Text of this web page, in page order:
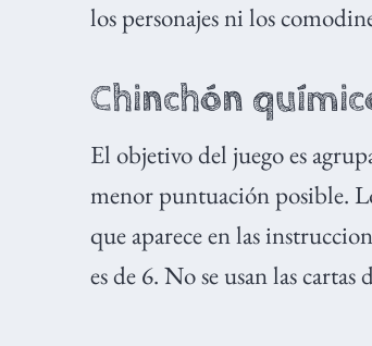
los personajes ni los
Chinchón
El objetivo del juego es
menor puntuación posible.
que aparece en las
es de 6. No se usan las